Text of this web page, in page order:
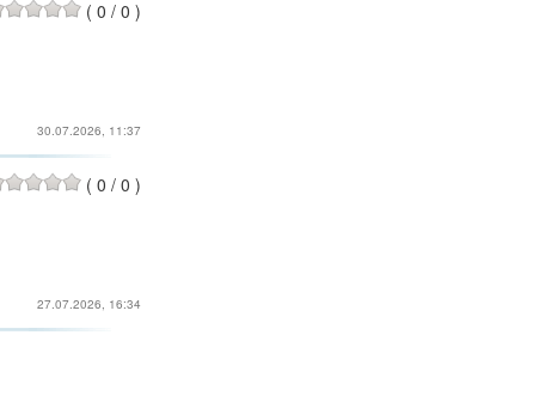
( 0 / 0 )
30.07.2026, 11:37
( 0 / 0 )
27.07.2026, 16:34